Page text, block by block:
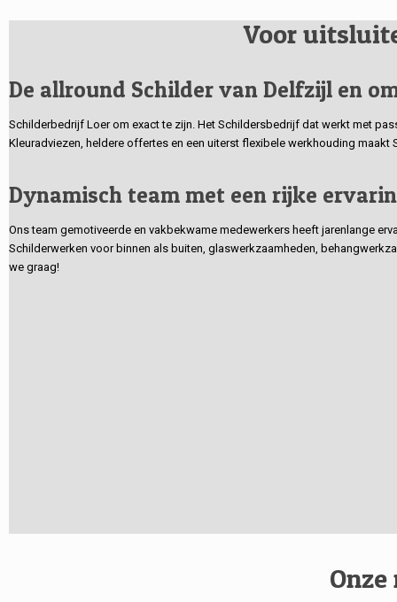
Voor
De allround Schilder van Delfzijl en
Schilderbedrijf Loer om exact te zijn. Het Schildersbedrijf dat werkt met
Kleuradviezen, heldere offertes en een uiterst flexibele werkhouding
Dynamisch team met een rijke
Ons team gemotiveerde en vakbekwame medewerkers heeft jarenlange
Schilderwerken voor binnen als buiten, glaswerkzaamheden,
we graag!